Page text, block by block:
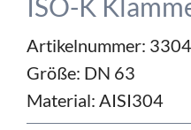
Artikelnummer:
Größe: DN 63
Material: AISI304